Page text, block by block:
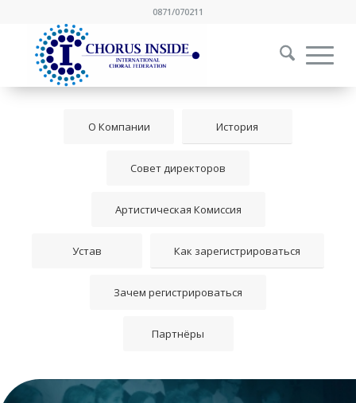
0871/070211
О Компании История
Совет директоров
Артистическая Комиссия
Устав Как зарегистрироваться
Зачем регистрироваться
Партнёры